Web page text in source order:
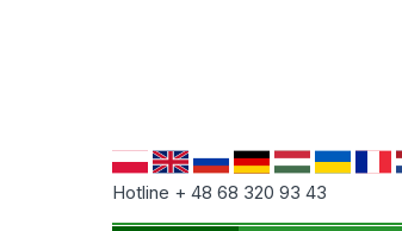
Hotline + 48 68 320 93 43